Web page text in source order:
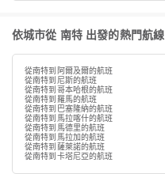
依城市從 南特 出發的熱門航線
從南特到阿爾及爾的航班
從南特到尼斯的航班
從南特到哥本哈根的航班
從南特到羅馬的航班
從南特到巴塞隆納的航班
從南特到馬拉喀什的航班
從南特到馬德里的航班
從南特到馬拉加的航班
從南特到薩萊諾的航班
從南特到卡塔尼亞的航班